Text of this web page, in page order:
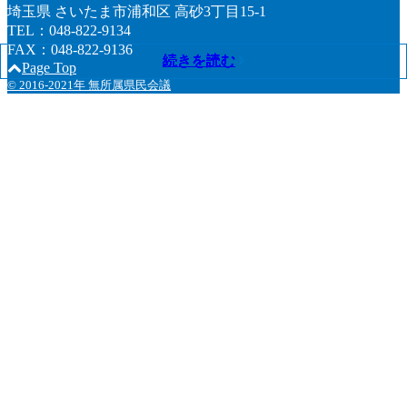
続きを読む
続きを読む
続きを読む
続きを読む
続きを読む
続きを読む
続きを読む
続きを読む
続きを読む
続きを読む
埼玉県 さいたま市浦和区 高砂3丁目15-1
TEL：048-822-9134
FAX：048-822-9136
Page Top
© 2016-2021年 無所属県民会議